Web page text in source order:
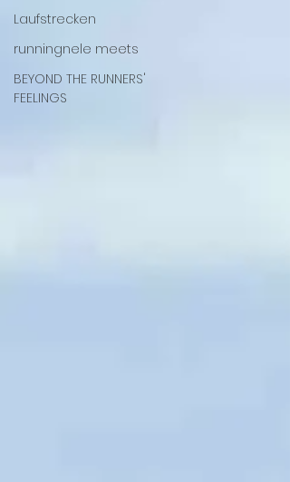
Laufstrecken
runningnele meets
BEYOND THE RUNNERS'
FEELINGS